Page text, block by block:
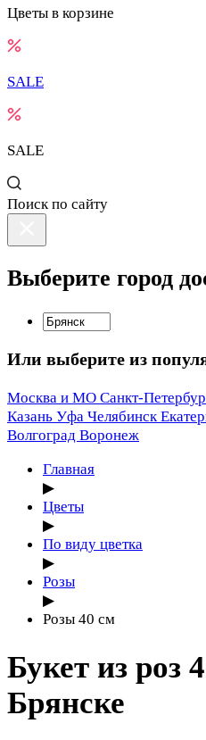
Цветы в корзине
SALE
SALE
Поиск по сайту
Выберите город
Или выберите из
Москва и МО Санкт-
Казань Уфа Челябинск
Волгоград Воронеж
Главная
▶
Цветы
▶
По виду цветка
▶
Розы
▶
Розы 40 см
Букет из роз
Брянске